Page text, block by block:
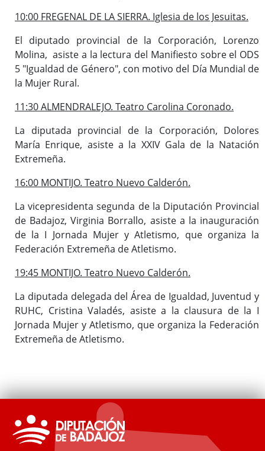
10:00 FREGENAL DE LA SIERRA. Iglesia de los Jesuitas.
El diputado provincial de la Corporación, Lorenzo
Molina, asiste a la lectura del Manifiesto sobre el ODS
5 "Igualdad de Género", con motivo del Día Mundial de
la Mujer Rural.
11:30 ALMENDRALEJO. Teatro Carolina Coronado.
La diputada provincial de la Corporación, Dolores
María Enrique, asiste a la XXIV Gala de la Natación
Extremeña.
16:00 MONTIJO. Teatro Nuevo Calderón.
La vicepresidenta segunda de la Diputación Provincial
de Badajoz, Virginia Borrallo, asiste a la inauguración
de la I Jornada Mujer y Atletismo, que organiza la
Federación Extremeña de Atletismo.
19:45 MONTIJO. Teatro Nuevo Calderón.
La diputada delegada del Área de Igualdad, Juventud y
RUHC, Cristina Valadés, asiste a la clausura de la I
Jornada Mujer y Atletismo, que organiza la Federación
Extremeña de Atletismo.